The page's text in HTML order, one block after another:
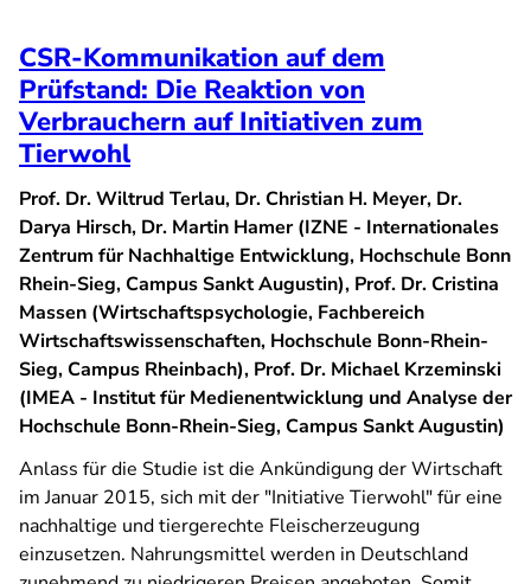
CSR-Kommunikation auf dem
Prüfstand: Die Reaktion von
Verbrauchern auf Initiativen zum
Tierwohl
Prof. Dr. Wiltrud Terlau, Dr. Christian H. Meyer, Dr.
Darya Hirsch, Dr. Martin Hamer (IZNE - Internationales
Zentrum für Nachhaltige Entwicklung, Hochschule Bonn
Rhein-Sieg, Campus Sankt Augustin), Prof. Dr. Cristina
Massen (Wirtschaftspsychologie, Fachbereich
Wirtschaftswissenschaften, Hochschule Bonn-Rhein-
Sieg, Campus Rheinbach), Prof. Dr. Michael Krzeminski
(IMEA - Institut für Medienentwicklung und Analyse der
Hochschule Bonn-Rhein-Sieg, Campus Sankt Augustin)
Anlass für die Studie ist die Ankündigung der Wirtschaft
im Januar 2015, sich mit der "Initiative Tierwohl" für eine
nachhaltige und tiergerechte Fleischerzeugung
einzusetzen. Nahrungsmittel werden in Deutschland